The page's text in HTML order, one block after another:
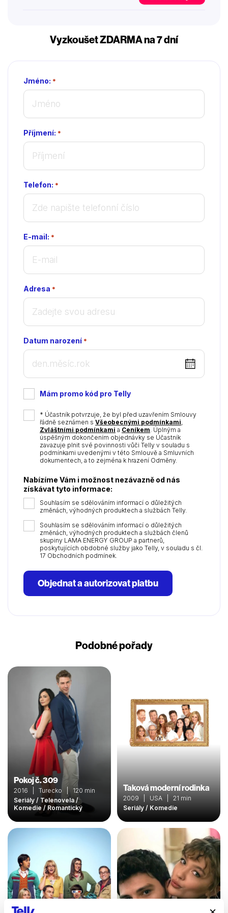
Vyzkoušet ZDARMA na 7 dní
Jméno: *
Příjmení: *
Telefon: *
E-mail: *
Adresa *
Datum narození *
DD
dot
MM
dot
YYYY
Mám promo kód pro Telly
* Účastník potvrzuje, že byl před uzavřením Smlouvy
řádně seznámen s Všeobecnými podmínkami,
Zvláštními podmínkami a Ceníkem. Úplným a
úspěšným dokončením objednávky se Účastník
zavazuje plnit své povinnosti vůči Telly v souladu s
podmínkami uvedenými v této Smlouvě a Smluvních
dokumentech, a to zejména k hrazení Odměny.
Nabízíme Vám i možnost nezávazně od nás
získávat tyto informace:
Souhlasím se sdělováním informací o důležitých
změnách, výhodných produktech a službách Telly.
Souhlasím se sdělováním informací o důležitých
změnách, výhodných produktech a službách členů
skupiny LAMA ENERGY GROUP a partnerů,
poskytujících obdobné služby jako Telly, v souladu s čl.
17 Obchodních podmínek.
Objednat a autorizovat platbu
Podobné pořady
Pokoj č. 309
2016 | Turecko | 120 min
Seriály / Telenovela /
Komedie / Romantický
Taková moderní rodinka
2009 | USA | 21 min
Seriály / Komedie